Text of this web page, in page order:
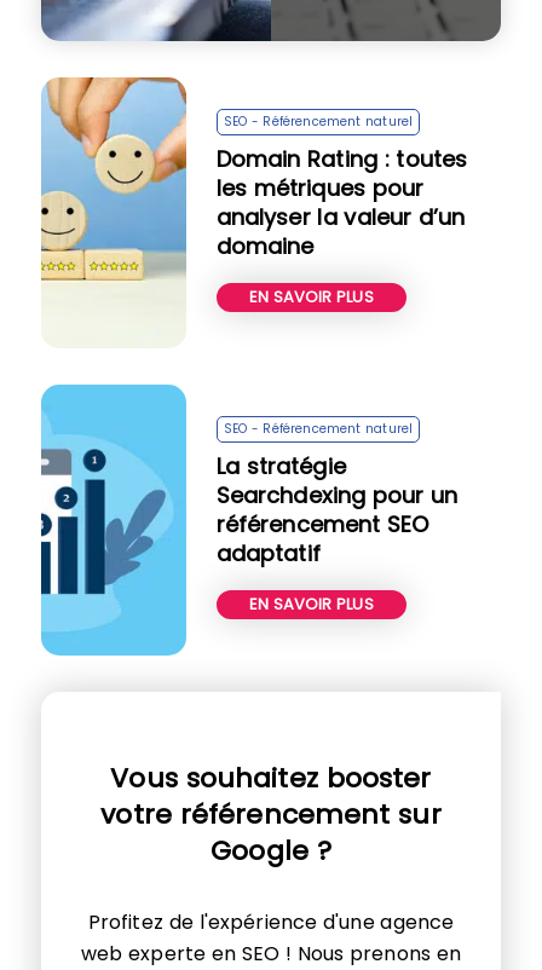
SEO - Référencement naturel
Domain Rating : toutes
les métriques pour
analyser la valeur d’un
domaine
EN SAVOIR PLUS
SEO - Référencement naturel
La stratégie
Searchdexing pour un
référencement SEO
adaptatif
EN SAVOIR PLUS
Vous souhaitez booster
votre référencement sur
Google ?
Profitez de l'expérience d'une agence
web experte en SEO ! Nous prenons en